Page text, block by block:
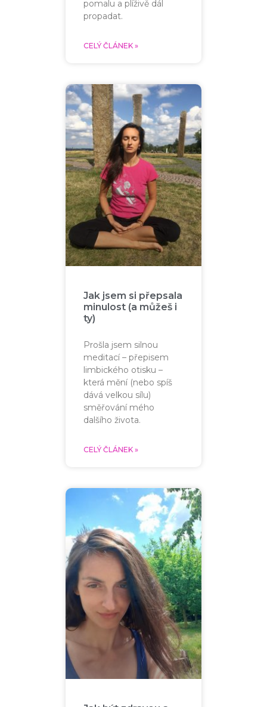
pomalu a plíživě dál
propadat.
CELÝ ČLÁNEK »
Jak jsem si přepsala
minulost (a můžeš i
ty)
Prošla jsem silnou
meditací – přepisem
limbického otisku –
která mění (nebo spíš
dává velkou sílu)
směřování mého
dalšího života.
CELÝ ČLÁNEK »